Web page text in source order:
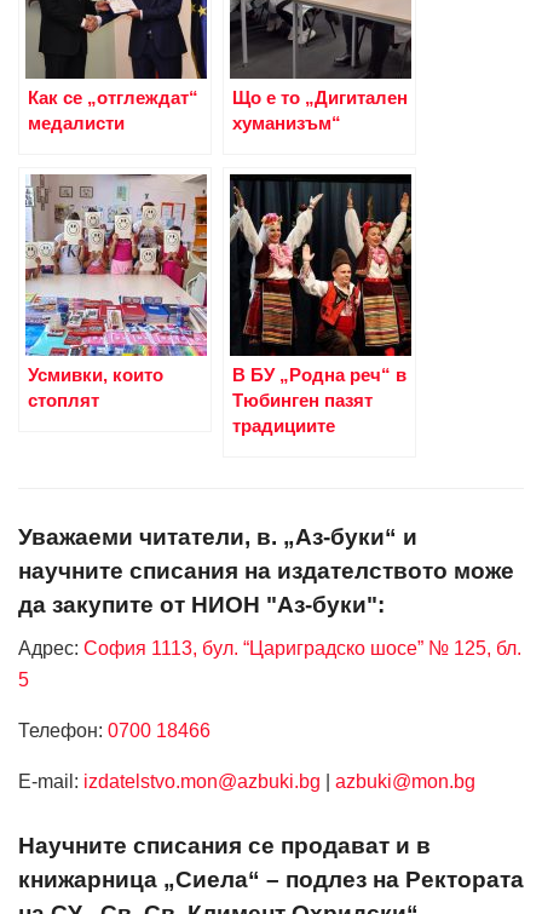
Как се „отглеждат“
медалисти
Що е то „Дигитален
хуманизъм“
Усмивки, които
стоплят
В БУ „Родна реч“ в
Тюбинген пазят
традициите
Уважаеми читатели, в. „Аз-буки“ и
научните списания на издателството може
да закупите от НИОН "Аз-буки":
Адрес: София 1113, бул. “Цариградско шосе” № 125, бл.
5
Телефон: 0700 18466
Е-mail: izdatelstvo.mon@azbuki.bg azbuki@mon.bg
Научните списания се продават и в
книжарница „Сиела“ – подлез на Ректората